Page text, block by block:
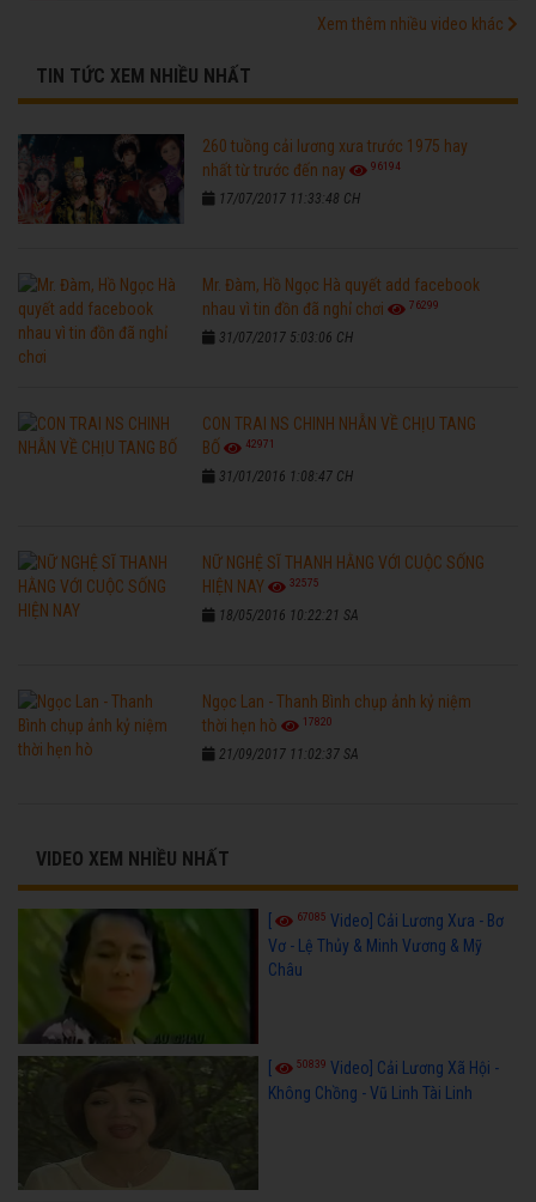
Xem thêm nhiều video khác
TIN TỨC XEM NHIỀU NHẤT
260 tuồng cải lương xưa trước 1975 hay
nhất từ trước đến nay
96194
17/07/2017 11:33:48 CH
Mr. Đàm, Hồ Ngọc Hà quyết add facebook
nhau vì tin đồn đã nghỉ chơi
76299
31/07/2017 5:03:06 CH
CON TRAI NS CHINH NHẪN VỀ CHỊU TANG
BỐ
42971
31/01/2016 1:08:47 CH
NỮ NGHỆ SĨ THANH HẰNG VỚI CUỘC SỐNG
HIỆN NAY
32575
18/05/2016 10:22:21 SA
Ngọc Lan - Thanh Bình chụp ảnh kỷ niệm
thời hẹn hò
17820
21/09/2017 11:02:37 SA
VIDEO XEM NHIỀU NHẤT
67085 Video] Cải Lương Xưa - Bơ
Vơ - Lệ Thủy & Minh Vương & Mỹ
Châu
[ 50839 Video] Cải Lương Xã Hội -
Không Chồng - Vũ Linh Tài Linh